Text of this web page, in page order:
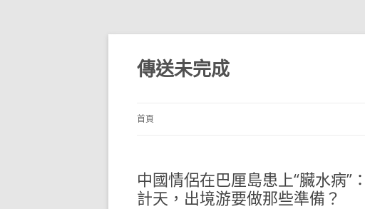
跳
主
要
內
傳送未完成
首頁
中國情侶在巴厘島患上“臟水病”
計天，出境游要做那些準備？